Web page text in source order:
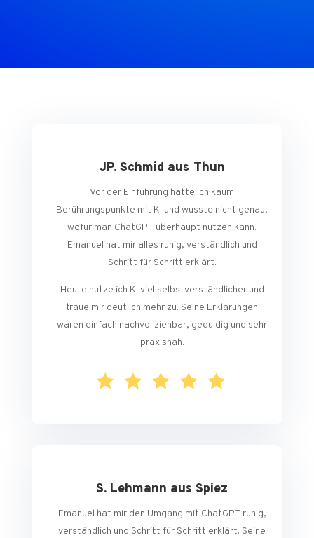
JP. Schmid aus Thun
Vor der Einführung hatte ich kaum
Berührungspunkte mit KI und wusste nicht genau,
wofür man ChatGPT überhaupt nutzen kann.
Emanuel hat mir alles ruhig, verständlich und
Schritt für Schritt erklärt.
Heute nutze ich KI viel selbstverständlicher und
traue mir deutlich mehr zu. Seine Erklärungen
waren einfach nachvollziehbar, geduldig und sehr
praxisnah.
S. Lehmann aus Spiez
Emanuel hat mir den Umgang mit ChatGPT ruhig,
verständlich und Schritt für Schritt erklärt. Seine